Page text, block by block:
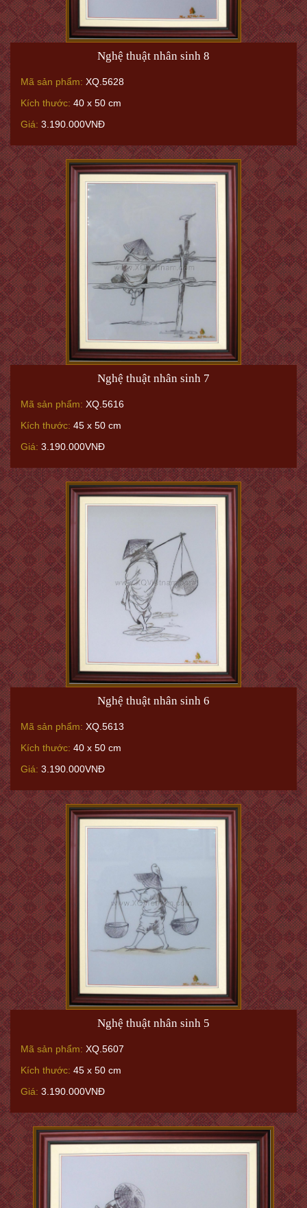
Nghệ thuật nhân sinh 8
Mã sản phẩm: XQ.5628
Kích thước: 40 x 50 cm
Giá: 3.190.000VNĐ
Nghệ thuật nhân sinh 7
Mã sản phẩm: XQ.5616
Kích thước: 45 x 50 cm
Giá: 3.190.000VNĐ
Nghệ thuật nhân sinh 6
Mã sản phẩm: XQ.5613
Kích thước: 40 x 50 cm
Giá: 3.190.000VNĐ
Nghệ thuật nhân sinh 5
Mã sản phẩm: XQ.5607
Kích thước: 45 x 50 cm
Giá: 3.190.000VNĐ